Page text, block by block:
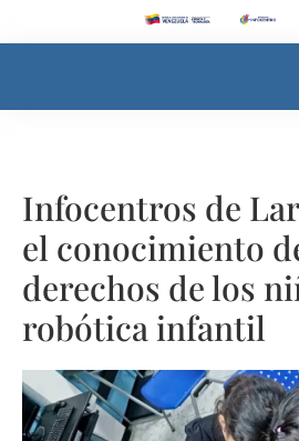
Infocentros de
el conocimiento
derechos de los
robótica infantil